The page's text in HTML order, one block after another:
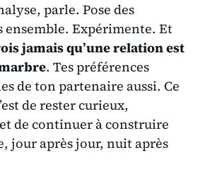
parle. Pose des
ensemble. Expérimente. Et
jamais qu’une relation est
. Tes préférences
de ton partenaire aussi. Ce
de rester curieux,
de continuer à construire
jour après jour, nuit après